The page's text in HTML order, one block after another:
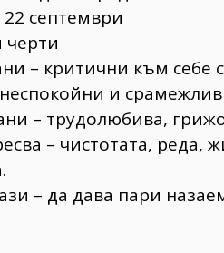
22 септември
черти
– критични към себе
и
– трудолюбива,
– чистотата, реда,
– да дава пари